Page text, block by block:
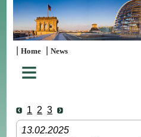
|Home |News
≡
1 2 3
13.02.2025